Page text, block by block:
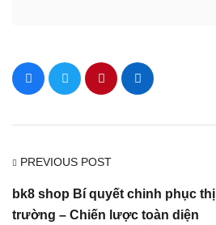
PREVIOUS POST
bk8 shop Bí quyết chinh phục thị
trường – Chiến lược toàn diện